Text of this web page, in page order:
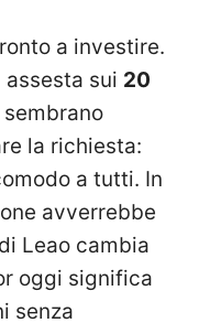
a investire.
sui 20
la richiesta:
a tutti. In
avverrebbe
Leao cambia
oggi significa
senza